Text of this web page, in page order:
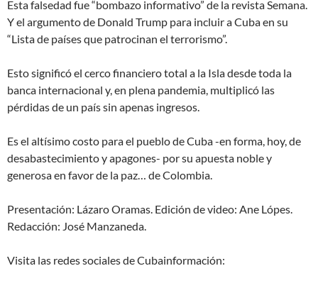
Esta falsedad fue “bombazo informativo” de la revista Semana.
Y el argumento de Donald Trump para incluir a Cuba en su
“Lista de países que patrocinan el terrorismo”.
Esto significó el cerco financiero total a la Isla desde toda la
banca internacional y, en plena pandemia, multiplicó las
pérdidas de un país sin apenas ingresos.
Es el altísimo costo para el pueblo de Cuba -en forma, hoy, de
desabastecimiento y apagones- por su apuesta noble y
generosa en favor de la paz… de Colombia.
Presentación: Lázaro Oramas. Edición de video: Ane Lópes.
Redacción: José Manzaneda.
Visita las redes sociales de Cubainformación: